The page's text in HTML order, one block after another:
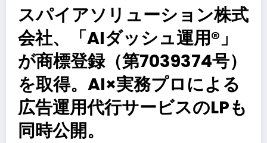
スパイアソリューション株式
会社、「AIダッシュ運用®」
が商標登録（第7039374号）
を取得。AI×実務プロによる
広告運用代行サービスのLPも
同時公開。